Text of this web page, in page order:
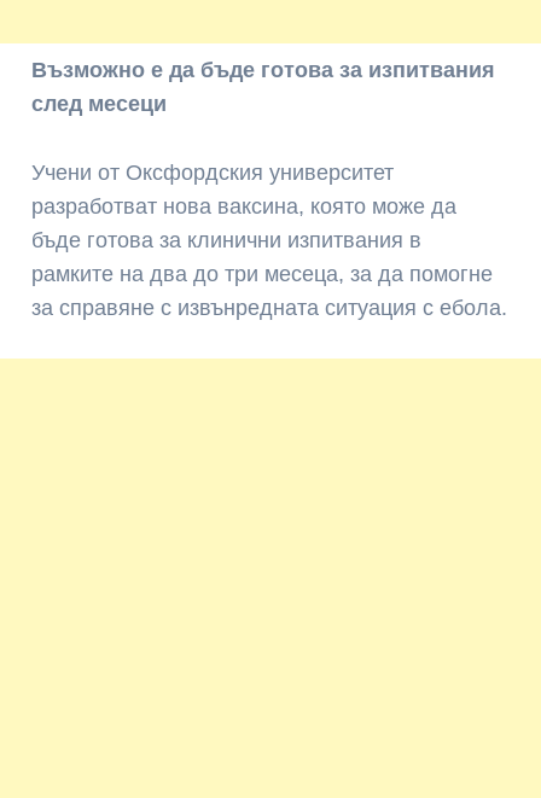
Възможно е да бъде готова за изпитвания
след месеци
Учени от Оксфордския университет
разработват нова ваксина, която може да
бъде готова за клинични изпитвания в
рамките на два до три месеца, за да помогне
за справяне с извънредната ситуация с ебола.